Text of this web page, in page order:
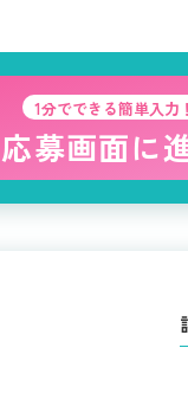
1分でできる簡単入力！
応募画面に